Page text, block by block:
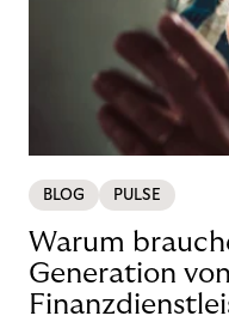
BLOG PULSE
Warum
Generation von